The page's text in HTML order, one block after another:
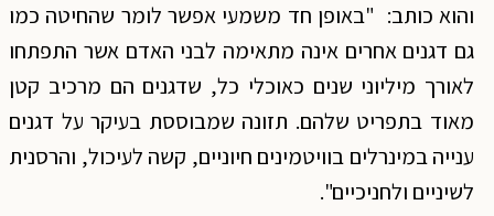
והוא כותב: "באופן חד משמעי אפשר לומר שהחיטה כמו
גם דגנים אחרים אינה מתאימה לבני האדם אשר התפתחו
לאורך מיליוני שנים כאוכלי כל, שדגנים הם מרכיב קטן
מאוד בתפריט שלהם. תזונה שמבוססת בעיקר על דגנים
ענייה במינרלים בוויטמינים חיוניים, קשה לעיכול, והרסנית
לשיניים ולחניכיים".